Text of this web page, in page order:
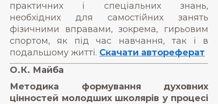
практичних і спеціальних знань,
необхідних для самостійних занять
фізичними вправами, зокрема, гирьовим
спортом, як під час навчання, так і в
подальшому житті. Скачати автореферат
О.К. Майба
Методика формування духовних
цінностей молодших школярів у процесі